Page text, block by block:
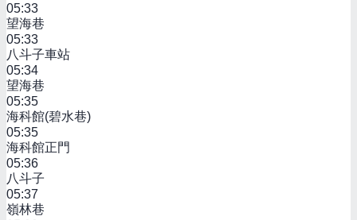
05:33
望海巷
05:33
八斗子車站
05:34
望海巷
05:35
海科館(碧水巷)
05:35
海科館正門
05:36
八斗子
05:37
嶺林巷